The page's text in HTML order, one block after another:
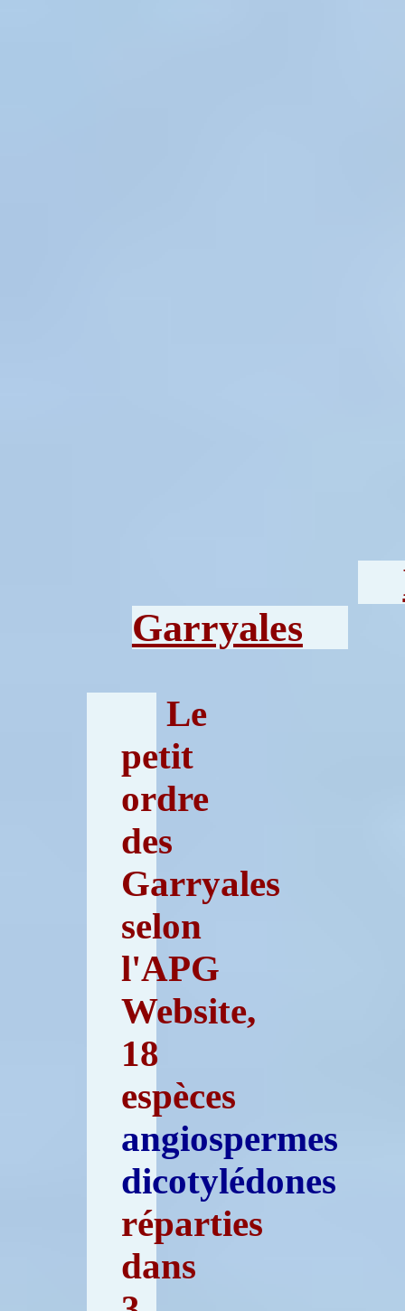
Garryales
Le
petit
ordre
des
Garryales
selon
l'APG
Website,
18
espèces
angiospermes
dicotylédones
réparties
dans